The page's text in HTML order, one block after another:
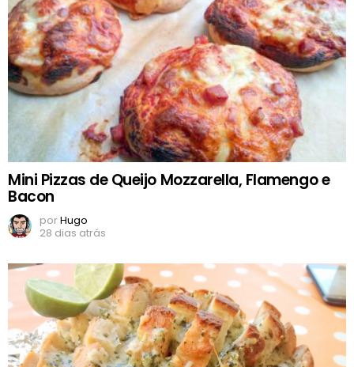
Mini Pizzas de Queijo Mozzarella, Flamengo e
Bacon
porHugo
28 dias atrás